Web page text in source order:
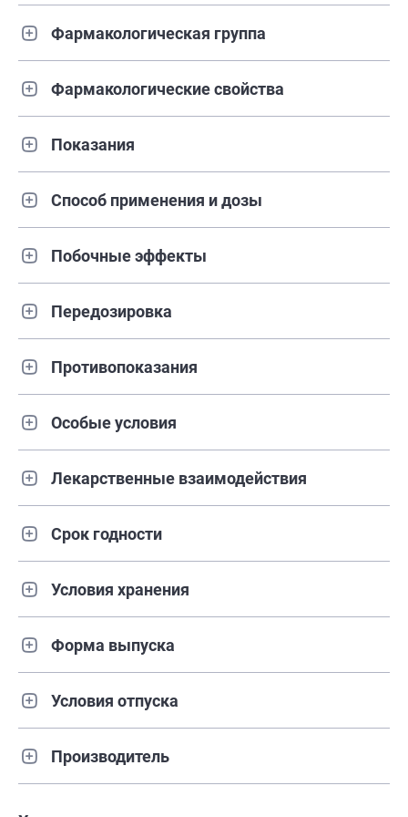
Фармакологическая группа
Фармакологические свойства
Показания
Способ применения и дозы
Побочные эффекты
Передозировка
Противопоказания
Особые условия
Лекарственные взаимодействия
Срок годности
Условия хранения
Форма выпуска
Условия отпуска
Производитель